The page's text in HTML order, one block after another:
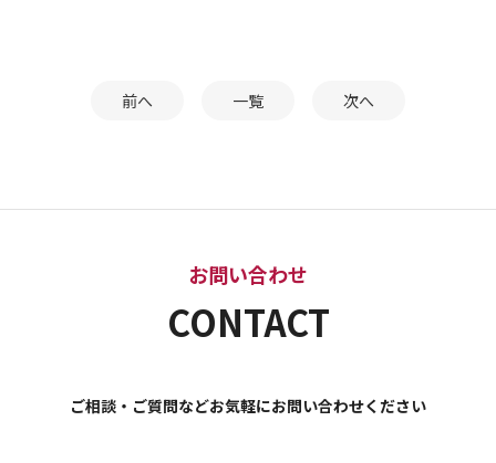
前へ 一覧 次へ
お問い合わせ
CONTACT
ご相談・ご質問などお気軽にお問い合わせください